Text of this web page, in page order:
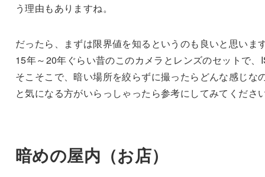
う理由もありますね。
だったら、まずは限界値を知るというのも良いと思いま
15年～20年ぐらい昔のこのカメラとレンズのセットで、
そこそこで、暗い場所を絞らずに撮ったらどんな感じな
と気になる方がいらっしゃったら参考にしてみてくださ
暗めの屋内（お店）